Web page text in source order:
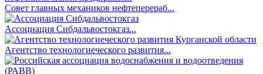
Совет главных механиков нефтеперераб...
Ассоциация Сибдальвостокгаз...
Агентство технологиеческого развития...